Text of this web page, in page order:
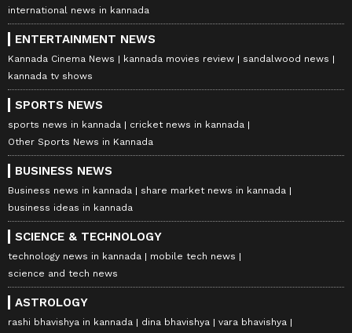
international news in kannada
ENTERTAINMENT NEWS
Kannada Cinema News kannada movies review
sandalwood news
kannada tv shows
SPORTS NEWS
sports news in kannada
cricket news in kannada
Other Sports News in Kannada
BUSINESS NEWS
Business news in kannada
share market news in kannada
business ideas in kannada
SCIENCE & TECHNOLOGY
technology news in kannada
mobile tech news
science and tech news
ASTROLOGY
rashi bhavishya in kannada dina bhavishya
vara bhavishya